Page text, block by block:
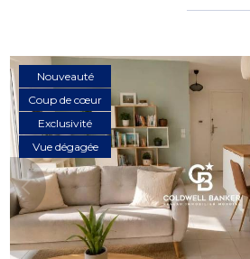
Previous
Nouveauté
Coup de cœur
Exclusivité
Vue dégagée